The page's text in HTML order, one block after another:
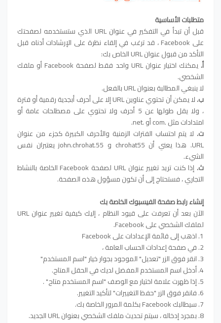
متطلبات الأساسية
قبل أن تبدأ في التفكير في عنوان URL الذي ستستخدمه لصفحتك
على Facebook ، قد ترغب في إلقاء نظرة على الإرشادات أدناه قبل
التأكد من قبول عنوان URL الخاص بك:
أ.
يمكنك اختيار عنوان URL واحد فقط لصفحة Facebook أو ملفك
الشخصي.
لا ينبغي المطالبة بعنوان URL بالفعل.
ب.
لا يمكن أن تحتوي عناوين URL إلا على أحرف أبجدية رقمية أو فترة
، ولا يقل طولها عن 5 أحرف ولا تحتوي على مصطلحات عامة أو
امتدادات مثل .com أو .net.
ت. لا يتم احتساب الفترات الزمنية والأحرف الكبيرة كجزء من عنوان
URL. هذا يعني أن chrohat55 و john.chrohat.55 يعتبران نفس
الشيء.
ث.
إذا كنت تريد تغيير عنوان URL لصفحة Facebook الخاصة بالنشاط
التجاري ، فستحتاج إلى أن تكون مسؤول هذه الصفحة.
إنشاء رابط صفحة الفيسبوك الخاصة بك
الآن بعد أن تعرفت على قيود النظام ، إليك كيفية تغيير عنوان URL
لملفك الشخصي على Facebook.
1. اذهب إلى قائمة الإعدادات على Facebook
2. في صفحة إعدادات الحساب العامة ،
3. انقر فوق الزر "تعديل" الموجود بجوار خيار "اسم المستخدم"
4. أدخل اسم المستخدم المفضل لديك في الحقل المتاح.
5. إذا ظهرت علامة اختيار مع الوصف "اسم المستخدم متاح" .
6. فانقر فوق الزر "حفظ التغييرات" لتأكيد التغيير.
7. سيطالبك Facebook بكلمة المرور الخاصة بك.
8. بمجرد إدخاله ، سيتم تحديث ملفك الشخصي بعنوان URL الجديد.